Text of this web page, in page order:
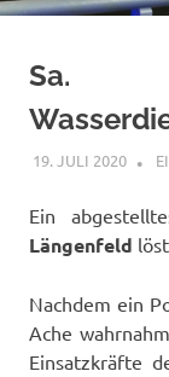
Sa.
19. JULI 2020
Ein
Längenfeld
Nachdem ein
Ache
Einsatzkräfte